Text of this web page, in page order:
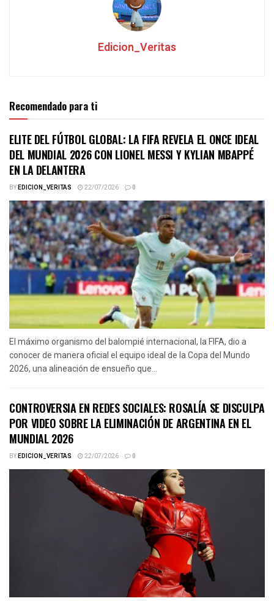
Edicion_Veritas
Recomendado para ti
ELITE DEL FÚTBOL GLOBAL: LA FIFA REVELA EL ONCE IDEAL
DEL MUNDIAL 2026 CON LIONEL MESSI Y KYLIAN MBAPPÉ
EN LA DELANTERA
BYEDICION_VERITAS 22/07/2026 0
El máximo organismo del balompié internacional, la FIFA, dio a
conocer de manera oficial el equipo ideal de la Copa del Mundo
2026, una alineación de ensueño que...
CONTROVERSIA EN REDES SOCIALES: ROSALÍA SE DISCULPA
POR VIDEO SOBRE LA ELIMINACIÓN DE ARGENTINA EN EL
MUNDIAL 2026
BYEDICION_VERITAS 22/07/2026 0